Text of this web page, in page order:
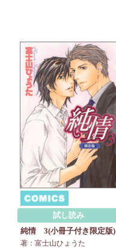
試し読み
純情 3(小冊子付き限定版)
著：富士山ひょうた